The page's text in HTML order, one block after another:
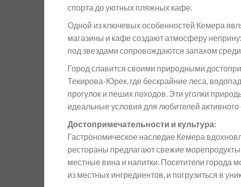
спорта до уютных пляжных кафе.
Одной из ключевых особенностей Кемера
магазины и кафе создают атмосферу
под звездами сопровождаются запахом
Город славится своими природными
Текирова-Юрек, где бескрайние леса,
прогулок и пеших походов. Эти уголки
идеальные условия для любителей активного
Достопримечательности и культура:
Гастрономическое наследие Кемера
рестораны предлагают свежие
местные вина и напитки. Посетители
из местных ингредиентов, и погрузиться в